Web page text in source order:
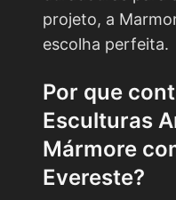
projeto, a
escolha perfeita.
Por que
Esculturas
Mármore
Evereste?